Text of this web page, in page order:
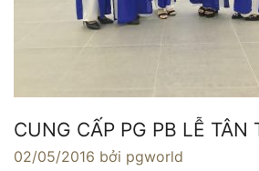
CUNG CẤP PG PB LỄ TÂN
02/05/2016 bởi pgworld